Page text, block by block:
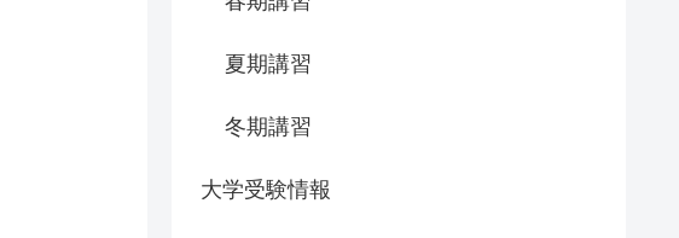
夏期講習
冬期講習
大学受験情報